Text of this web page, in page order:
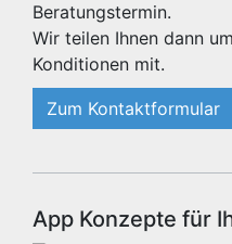
Beratungstermin.
Wir teilen Ihnen dann
Konditionen mit.
Zum Kontaktformular
App Konzepte für